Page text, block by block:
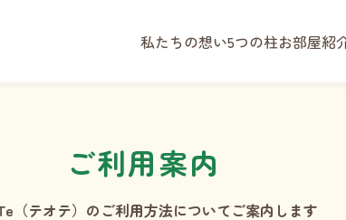
私たちの想い5つの柱お部屋紹
ご利用案内
（テオテ）のご利用方法についてご案内します